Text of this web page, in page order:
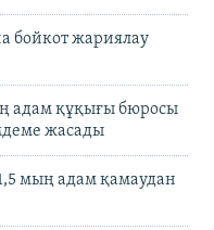
бойкот жариялау
адам құқығы бюросы
жасады
мың адам қамаудан